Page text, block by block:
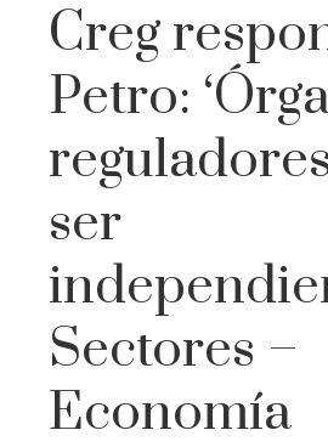
Creg
Petro:
ser
Sectores –
Economía